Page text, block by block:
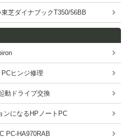
芝ダイナブックT350/56BB
ヒンジ修理
動ドライブ交換
ンになるHPノートPC
PC-HA970RAB